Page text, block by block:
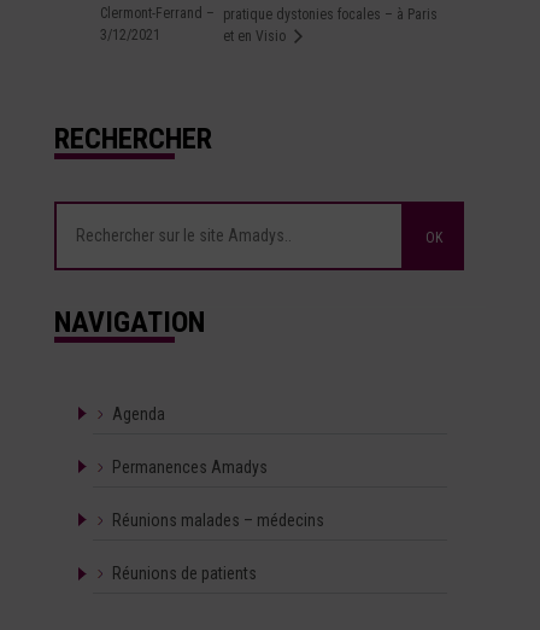
Clermont-Ferrand –
3/12/2021
pratique dystonies focales – à Paris
et en Visio
RECHERCHER
NAVIGATION
Agenda
Permanences Amadys
Réunions malades – médecins
Réunions de patients